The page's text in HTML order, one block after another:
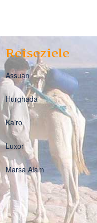
Reiseziele
Assuan
Hurghada
Kairo
Luxor
Marsa Alam